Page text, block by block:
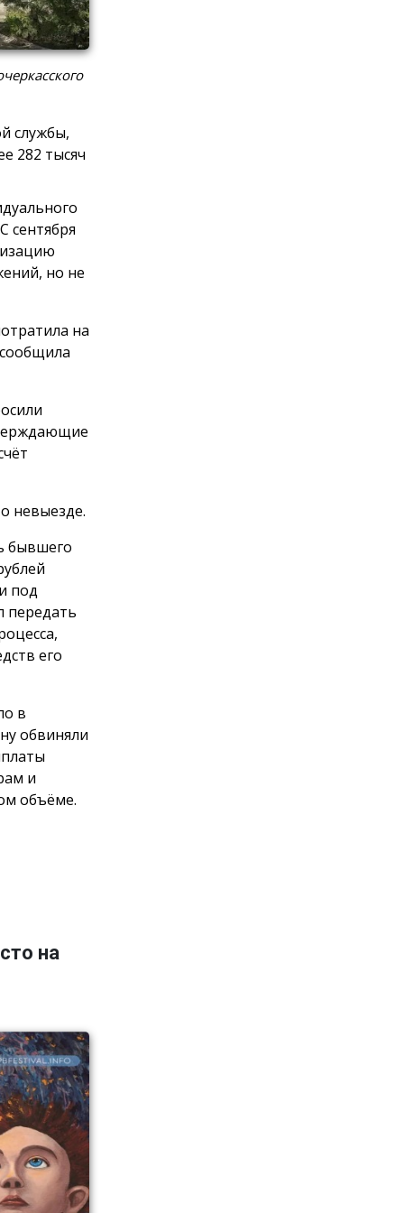
службы,
282 тысяч
сентября
но не
на
невыезде.
бывшего
под
передать
его
в
обвиняли
и
объёме.
на